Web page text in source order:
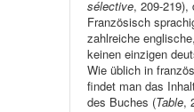
sélective, 209-219),
Französisch
zahlreiche
keinen einzigen
Wie üblich in
findet man das
des Buches (Table,